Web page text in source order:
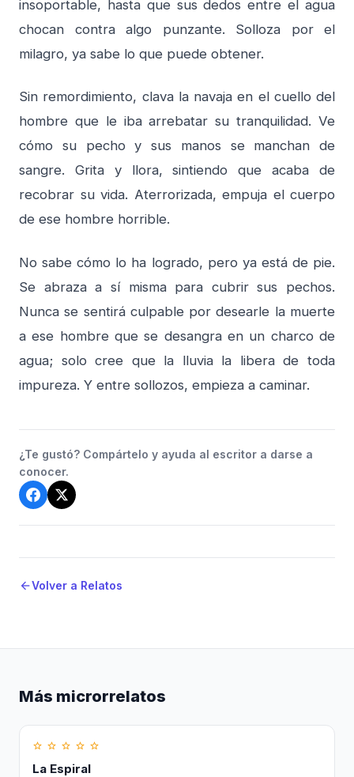
insoportable, hasta que sus dedos entre el agua
chocan contra algo punzante. Solloza por el
milagro, ya sabe lo que puede obtener.
Sin remordimiento, clava la navaja en el cuello del
hombre que le iba arrebatar su tranquilidad. Ve
cómo su pecho y sus manos se manchan de
sangre. Grita y llora, sintiendo que acaba de
recobrar su vida. Aterrorizada, empuja el cuerpo
de ese hombre horrible.
No sabe cómo lo ha logrado, pero ya está de pie.
Se abraza a sí misma para cubrir sus pechos.
Nunca se sentirá culpable por desearle la muerte
a ese hombre que se desangra en un charco de
agua; solo cree que la lluvia la libera de toda
impureza. Y entre sollozos, empieza a caminar.
¿Te gustó? Compártelo y ayuda al escritor a darse a
conocer.
arrow_backVolver a Relatos
Más microrrelatos
star_border star_border star_border star_border star_border
La Espiral